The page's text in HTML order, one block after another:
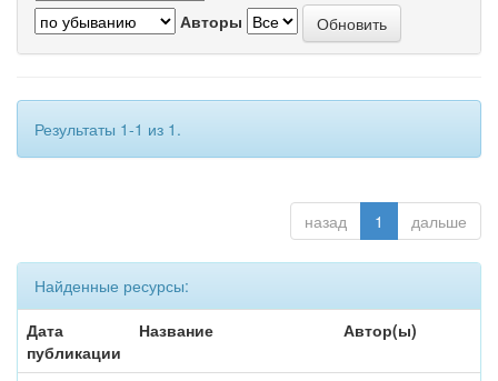
Авторы
Результаты 1-1 из 1.
назад 1 дальше
Найденные ресурсы:
Дата
публикации
Название Автор(ы)